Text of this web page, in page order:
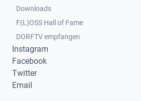
Downloads
F(L)OSS Hall of Fame
Footer 4
DORFTV empfangen
Instagram
Facebook
Twitter
Email